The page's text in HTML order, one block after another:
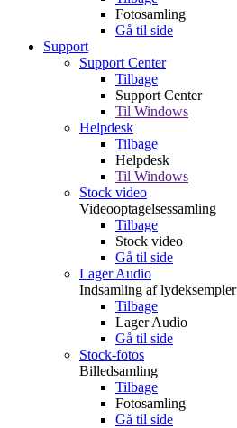
Fotosamling
Gå til side
Support
Support Center
Tilbage
Support Center
Til Windows
Helpdesk
Tilbage
Helpdesk
Til Windows
Stock video
Videooptagelsessamling
Tilbage
Stock video
Gå til side
Lager Audio
Indsamling af lydeksempler
Tilbage
Lager Audio
Gå til side
Stock-fotos
Billedsamling
Tilbage
Fotosamling
Gå til side